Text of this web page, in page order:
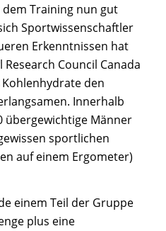
Training nun gut
Sportwissenschaftler
Erkenntnissen hat
Council Canada
den
Innerhalb
übergewichtige Männer
sportlichen
auf einem Ergometer)
einem Teil der Gruppe
plus eine